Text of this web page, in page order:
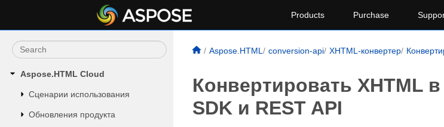
Products Purchase
Aspose.HTML Cloud
Сценарии использования
Обновления продукта
Aspose.HTML conversion-api XHTML-конвертер
Конвертировать XHTML
SDK и REST API